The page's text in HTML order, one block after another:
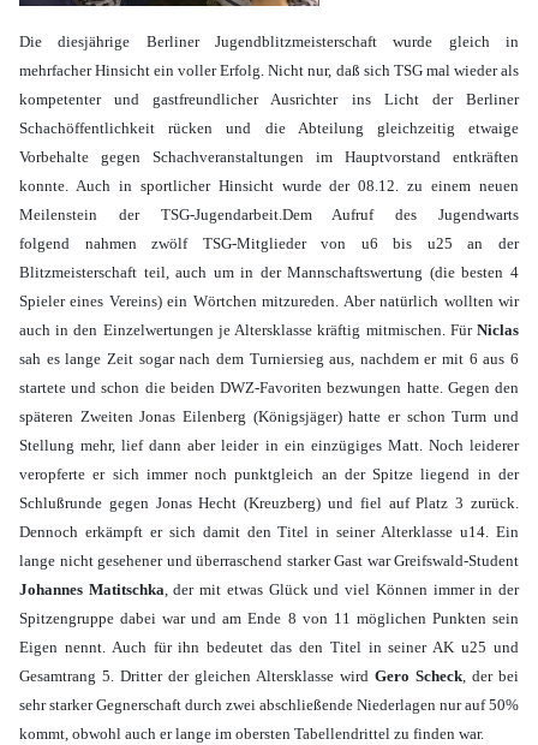
Die diesjährige Berliner Jugendblitzmeisterschaft wurde gleich in
mehrfacher Hinsicht ein voller Erfolg. Nicht nur, daß sich TSG mal wieder als
kompetenter und gastfreundlicher Ausrichter ins Licht der Berliner
Schachöffentlichkeit rücken und die Abteilung gleichzeitig etwaige
Vorbehalte gegen Schachveranstaltungen im Hauptvorstand entkräften
konnte. Auch in sportlicher Hinsicht wurde der 08.12. zu einem neuen
Meilenstein der TSG-Jugendarbeit. Dem Aufruf des Jugendwarts
folgend nahmen zwölf TSG-Mitglieder von u6 bis u25 an der
Blitzmeisterschaft teil, auch um in der Mannschaftswertung (die besten 4
Spieler eines Vereins) ein Wörtchen mitzureden. Aber natürlich wollten wir
auch in den Einzelwertungen je Altersklasse kräftig mitmischen. Für Niclas
sah es lange Zeit sogar nach dem Turniersieg aus, nachdem er mit 6 aus 6
startete und schon die beiden DWZ-Favoriten bezwungen hatte. Gegen den
späteren Zweiten Jonas Eilenberg (Königsjäger) hatte er schon Turm und
Stellung mehr, lief dann aber leider in ein einzügiges Matt. Noch leiderer
veropferte er sich immer noch punktgleich an der Spitze liegend in der
Schlußrunde gegen Jonas Hecht (Kreuzberg) und fiel auf Platz 3 zurück.
Dennoch erkämpft er sich damit den Titel in seiner Alterklasse u14. Ein
lange nicht gesehener und überraschend starker Gast war Greifswald-Student
Johannes Matitschka , der mit etwas Glück und viel Können immer in der
Spitzengruppe dabei war und am Ende 8 von 11 möglichen Punkten sein
Eigen nennt. Auch für ihn bedeutet das den Titel in seiner AK u25 und
Gesamtrang 5. Dritter der gleichen Altersklasse wird Gero Scheck , der bei
sehr starker Gegnerschaft durch zwei abschließende Niederlagen nur auf 50%
kommt, obwohl auch er lange im obersten Tabellendrittel zu finden war.